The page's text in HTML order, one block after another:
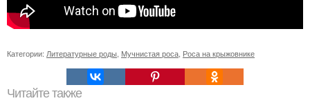
Категории: Литературные роды Мучнистая роса Роса на крыжовнике
Читайте также